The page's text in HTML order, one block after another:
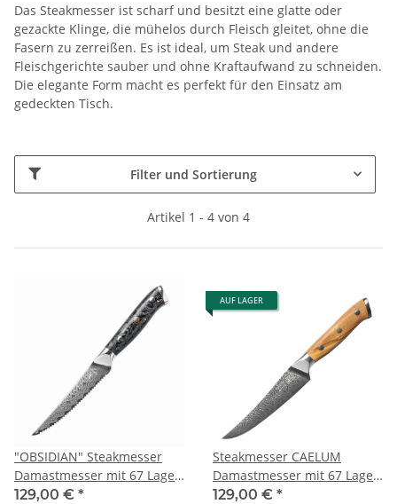
Das Steakmesser ist scharf und besitzt eine glatte oder
gezackte Klinge, die mühelos durch Fleisch gleitet, ohne die
Fasern zu zerreißen. Es ist ideal, um Steak und andere
Fleischgerichte sauber und ohne Kraftaufwand zu schneiden.
Die elegante Form macht es perfekt für den Einsatz am
gedeckten Tisch.
Filter und Sortierung
Artikel 1 - 4 von 4
"OBSIDIAN" Steakmesser
Damastmesser mit 67 Lagen
11,5 cm lange Klinge Griff
129,00 € *
AUF LAGER
Steakmesser CAELUM
Damastmesser mit 67 Lagen
12,4 cm lange Klinge Griff
129,00 € *